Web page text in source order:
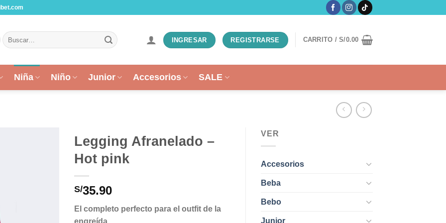
Buscar
por:
INGRESAR REGISTRARSE CARRITO /S/0.00
Niña Niño Junior Accesorios SALE
Legging Afranelado –
Hot pink
S/35.90
El completo perfecto para el outfit de la
engreída
VER
Accesorios
Beba
Bebo
Junior